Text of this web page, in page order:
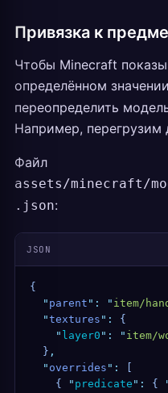
Привязка к
Чтобы Minecraft
определённом значении
переопределить
Например, перегрузим
Файл
assets/minecraft/
.json:
JSON
{
  "
parent " : " item/
  "
textures " :
{
    "
layer0 " : " item/
  }
,
  "
overrides " :
    {
" predicate " : {